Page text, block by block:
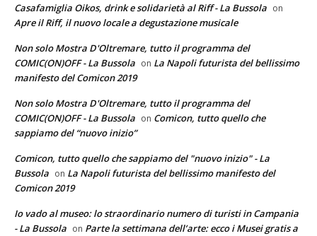
Casafamiglia Oikos, drink e solidarietà al Riff - La Bussola on
Apre il Riff, il nuovo locale a degustazione musicale
Non solo Mostra D'Oltremare, tutto il programma del
COMIC(ON)OFF - La Bussola on La Napoli futurista del bellissimo
manifesto del Comicon 2019
Non solo Mostra D'Oltremare, tutto il programma del
COMIC(ON)OFF - La Bussola on Comicon, tutto quello che
sappiamo del “nuovo inizio”
Comicon, tutto quello che sappiamo del "nuovo inizio" - La
Bussola on La Napoli futurista del bellissimo manifesto del
Comicon 2019
Io vado al museo: lo straordinario numero di turisti in Campania
- La Bussola on Parte la settimana dell’arte: ecco i Musei gratis a